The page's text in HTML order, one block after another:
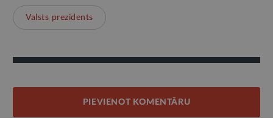
Valsts prezidents
PIEVIENOT KOMENTĀRU